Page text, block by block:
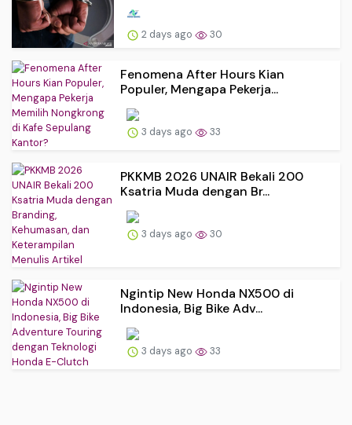
2 days ago 30
Fenomena After Hours Kian
Populer, Mengapa Pekerja...
3 days ago 33
PKKMB 2026 UNAIR Bekali 200
Ksatria Muda dengan Br...
3 days ago 30
Ngintip New Honda NX500 di
Indonesia, Big Bike Adv...
3 days ago 33